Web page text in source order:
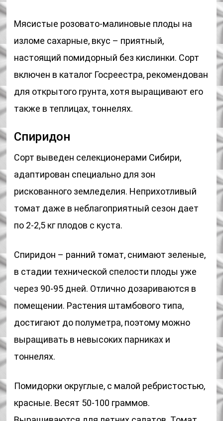
Мясистые розовато-малиновые плоды на
изломе сахарные, вкус – приятный,
настоящий помидорный без кислинки. Сорт
включен в каталог Госреестра, рекомендован
для открытого грунта, хотя выращивают его
также в теплицах, тоннелях.
Спиридон
Сорт выведен селекционерами Сибири,
адаптирован специально для зон
рискованного земледелия. Неприхотливый
томат даже в неблагоприятный сезон дает
по 2-2,5 кг плодов с куста.
Спиридон – ранний томат, снимают зеленые,
в стадии технической спелости плоды уже
через 90-95 дней. Отлично дозариваются в
помещении. Растения штамбового типа,
достигают до полуметра, поэтому можно
выращивать в невысоких парниках и
тоннелях.
Помидорки округлые, с малой ребристостью,
красные. Весят 50-100 граммов.